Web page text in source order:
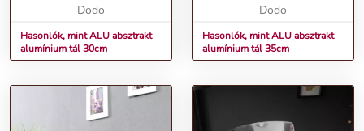
Dodo
Hasonlók, mint ALU absztrakt
alumínium tál 30cm
Dodo
Hasonlók, mint ALU absztrakt
alumínium tál 35cm